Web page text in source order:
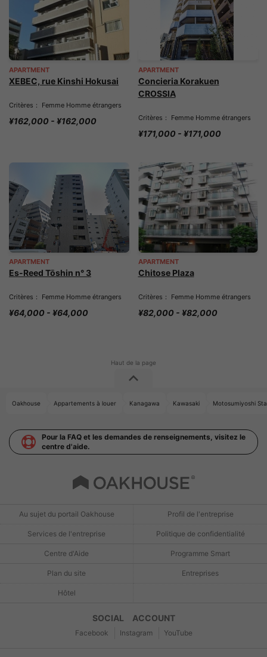
APARTMENT
XEBEC, rue Kinshi Hokusai
Critères： Femme Homme étrangers
¥162,000 - ¥162,000
APARTMENT
Concieria Korakuen
CROSSIA
Critères： Femme Homme étrangers
¥171,000 - ¥171,000
APARTMENT
Es-Reed Tōshin n° 3
Critères： Femme Homme étrangers
¥64,000 - ¥64,000
APARTMENT
Chitose Plaza
Critères： Femme Homme étrangers
¥82,000 - ¥82,000
Oakhouse Appartements à louer Kanagawa Kawasaki Motosumiyoshi
Pour la FAQ et les demandes de renseignements, visitez le
centre d'aide.
Au sujet du portail Oakhouse Profil de l'entreprise
Services de l'entreprise Politique de confidentialité
Centre d'Aide Programme Smart
Plan du site Entreprises
Hôtel
SOCIAL ACCOUNT
Facebook Instagram YouTube